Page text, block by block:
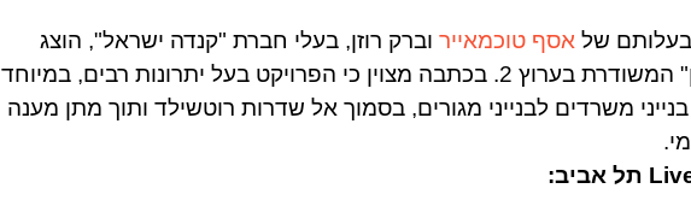
אסף טוכמאייר וברק רוזן, בעלי חברת "קנדה ישראל", הוצג
בכתבה של "תכנית חיסכון" המשודרת בערוץ 2. בכתבה מצוין כי הפרויקט בעל יתרונות רבים, במיוחד
משרדים לבנייני מגורים, בסמוך אל שדרות רוטשילד ותוך מתן מענה